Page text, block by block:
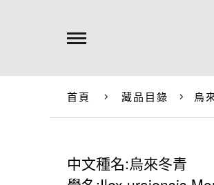
首頁 藏品目錄 烏
中文種名:烏來冬青